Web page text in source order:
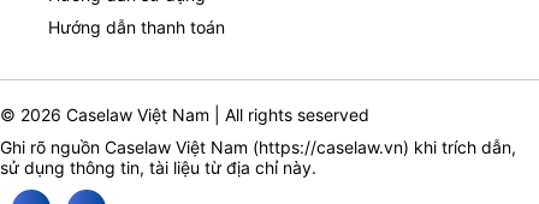
Hướng dẫn thanh toán
© 2026 Caselaw Việt Nam | All rights seserved
Ghi rõ nguồn Caselaw Việt Nam (https://caselaw.vn) khi trích dẫn,
sử dụng thông tin, tài liệu từ địa chỉ này.